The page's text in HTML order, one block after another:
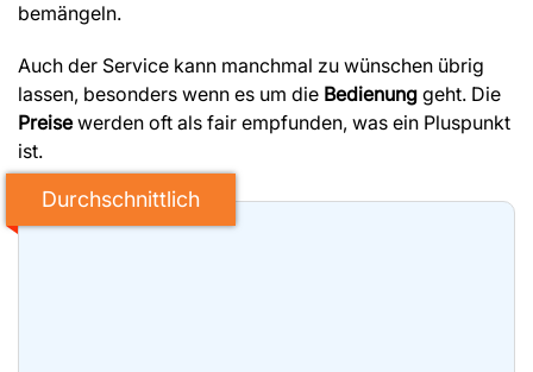
bemängeln.
Auch der Service kann manchmal zu wünschen übrig
lassen, besonders wenn es um die Bedienung geht. Die
Preisewerden oft als fair empfunden, was ein Pluspunkt
ist.
Durchschnittlich